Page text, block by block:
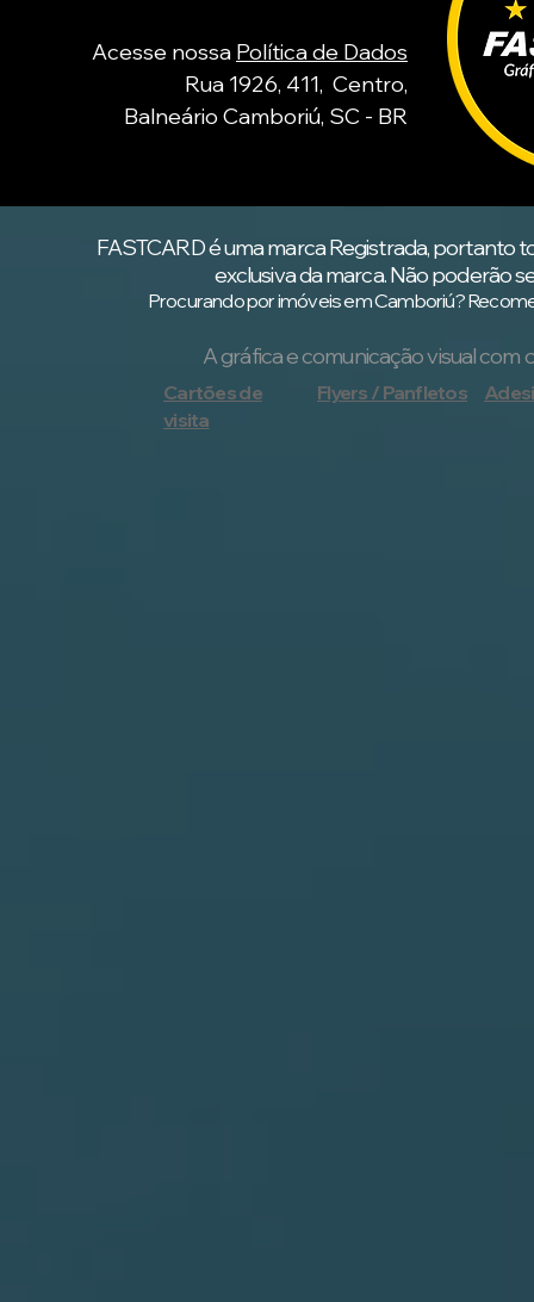
Acesse nossa Política de Dados
Rua 1926, 411, Centro,
Balneário Camboriú, SC - BR
FASTCARD é uma marca Registrada, portanto
exclusiva da marca.Não poderão
Procurando por imóveis em Camboriú?
A gráfica e comunicação visual
Cartões de
visita
Flyers / Panfletos